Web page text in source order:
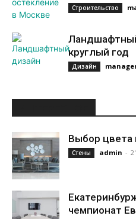
Строительство
круглый год
Дизайн
Выбор цвета
Стены admin -
чемпионат